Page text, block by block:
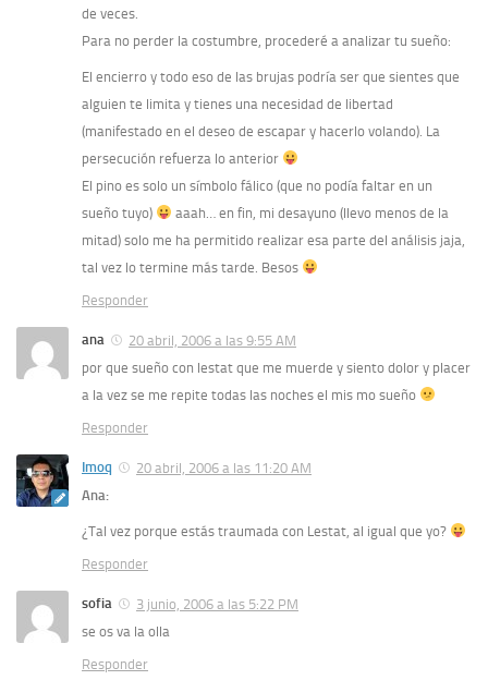
de veces.
Para no perder la costumbre, procederé a analizar tu sueño:
El encierro y todo eso de las brujas podría ser que sientes que
alguien te limita y tienes una necesidad de libertad
(manifestado en el deseo de escapar y hacerlo volando). La
persecución refuerza lo anterior
El pino es solo un símbolo fálico (que no podía faltar en un
sueño tuyo)
aaah… en fin, mi desayuno (llevo menos de la
mitad) solo me ha permitido realizar esa parte del análisis jaja,
tal vez lo termine más tarde. Besos
Responder
ana
20 abril, 2006 a las 9:55 AM
por que sueño con lestat que me muerde y siento dolor y placer
a la vez se me repite todas las noches el mis mo sueño
Responder
Imoq
20 abril, 2006 a las 11:20 AM
Ana:
¿Tal vez porque estás traumada con Lestat, al igual que yo?
Responder
sofia
3 junio, 2006 a las 5:22 PM
se os va la olla
Responder